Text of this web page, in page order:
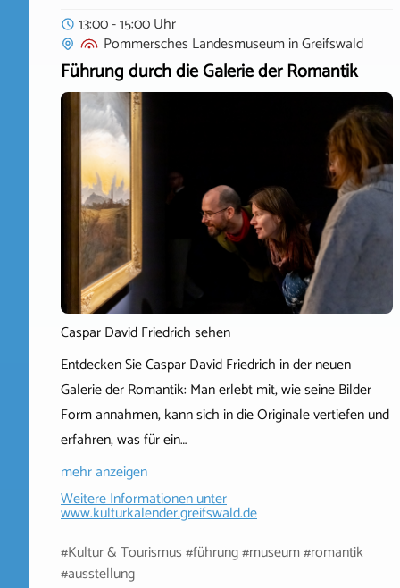
13:00 - 15:00 Uhr
Pommersches LandesmuseuminGreifswald
Führung durch die Galerie der Romantik
Caspar David Friedrich sehen
Entdecken Sie Caspar David Friedrich in der neuen
Galerie der Romantik: Man erlebt mit, wie seine Bilder
Form annahmen, kann sich in die Originale vertiefen und
erfahren, was für ein…
mehr anzeigen
Weitere Informationen unter
www.kulturkalender.greifswald.de
#Kultur & Tourismus #führung #museum #romantik
#ausstellung